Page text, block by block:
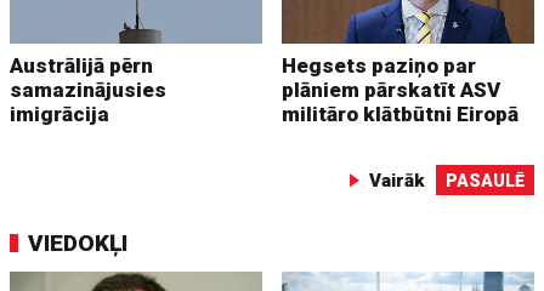
Austrālijā pērn
samazinājusies
imigrācija
Hegsets paziņo par
plāniem pārskatīt ASV
militāro klātbūtni Eiropā
Vairāk PASAULĒ
VIEDOKĻI